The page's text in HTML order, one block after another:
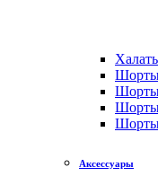
Шорты
Шорты
Шорты
Аксессуары